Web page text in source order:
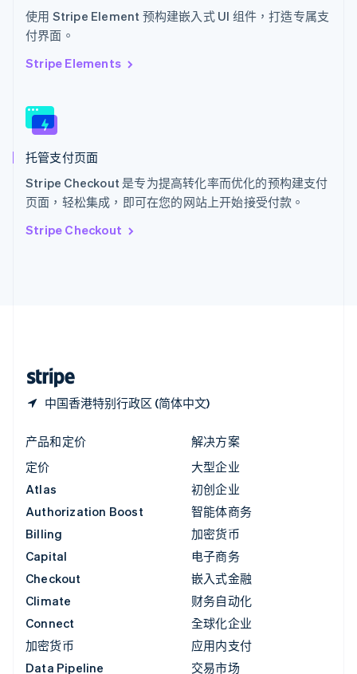
使用 Stripe Element 预构建嵌入式 UI 组件，打造专属支
付界面。
Stripe Elements
托管支付页面
Stripe Checkout 是专为提高转化率而优化的预构建支付
页面，轻松集成，即可在您的网站上开始接受付款。
Stripe Checkout
中国香港特别行政区 (简体中文)
希腊
English
西班牙
English
新西兰
匈牙利
意大利
ItalianoEnglish
English
产品和定价
定价
Atlas
Authorization Boost
Billing
Capital
Checkout
Climate
Connect
加密货币
Data Pipeline
解决方案
大型企业
初创企业
智能体商务
加密货币
电子商务
嵌入式金融
财务自动化
全球化企业
应用内支付
交易市场